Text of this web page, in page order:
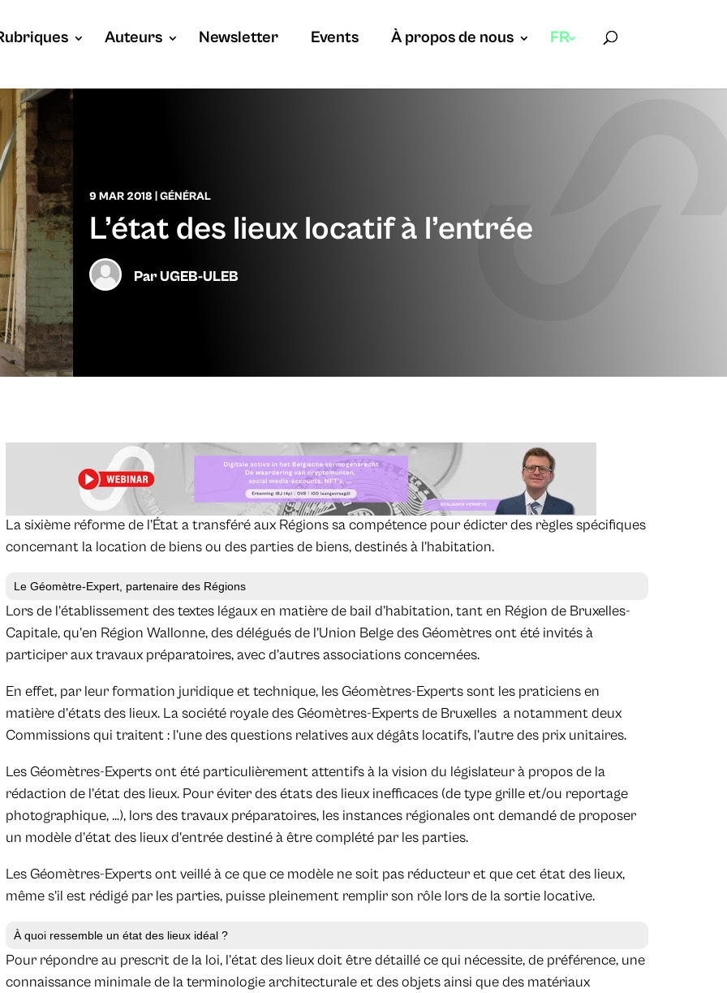
Auteurs Newsletter Events À propos de nous FR
9 MAR 2018 GÉNÉRAL
L’état des lieux locatif à l’entrée
ParUGEB-ULEB
La sixième réforme de l’État a transféré aux Régions sa compétence pour édicter des règles spécifiques
concernant la location de biens ou des parties de biens, destinés à l’habitation.
Le Géomètre-Expert, partenaire des Régions
Lors de l’établissement des textes légaux en matière de bail d’habitation, tant en Région de Bruxelles-
Capitale, qu’en Région Wallonne, des délégués de l’Union Belge des Géomètres ont été invités à
participer aux travaux préparatoires, avec d’autres associations concernées.
En effet, par leur formation juridique et technique, les Géomètres-Experts sont les praticiens en
matière d’états des lieux. La société royale des Géomètres-Experts de Bruxelles a notamment deux
Commissions qui traitent : l’une des questions relatives aux dégâts locatifs, l’autre des prix unitaires.
Les Géomètres-Experts ont été particulièrement attentifs à la vision du législateur à propos de la
rédaction de l’état des lieux. Pour éviter des états des lieux inefficaces (de type grille et/ou reportage
photographique, …), lors des travaux préparatoires, les instances régionales ont demandé de proposer
un modèle d’état des lieux d’entrée destiné à être complété par les parties.
Les Géomètres-Experts ont veillé à ce que ce modèle ne soit pas réducteur et que cet état des lieux,
même s’il est rédigé par les parties, puisse pleinement remplir son rôle lors de la sortie locative.
À quoi ressemble un état des lieux idéal ?
Pour répondre au prescrit de la loi, l’état des lieux doit être détaillé ce qui nécessite, de préférence, une
connaissance minimale de la terminologie architecturale et des objets ainsi que des matériaux